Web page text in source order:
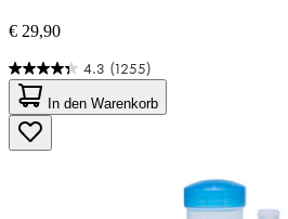
€ 29,90
4.3 (1255)
4.3
von
5
Sternen.
1255
In den Warenkorb